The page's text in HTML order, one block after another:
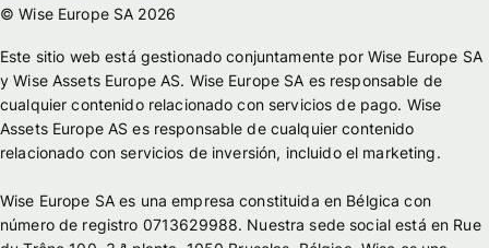
© Wise Europe SA 2026
Este sitio web está gestionado conjuntamente por Wise Europe SA
y Wise Assets Europe AS. Wise Europe SA es responsable de
cualquier contenido relacionado con servicios de pago. Wise
Assets Europe AS es responsable de cualquier contenido
relacionado con servicios de inversión, incluido el marketing.
Wise Europe SA es una empresa constituida en Bélgica con
número de registro 0713629988. Nuestra sede social está en Rue